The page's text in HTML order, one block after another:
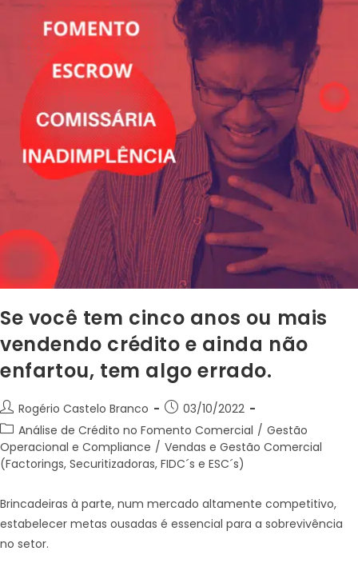
Se você tem cinco anos ou mais
vendendo crédito e ainda não
enfartou, tem algo errado.
Rogério Castelo Branco
03/10/2022
Análise de Crédito no Fomento Comercial / Gestão
Operacional e Compliance / Vendas e Gestão Comercial
(Factorings, Securitizadoras, FIDC´s e ESC´s)
Brincadeiras à parte, num mercado altamente competitivo,
estabelecer metas ousadas é essencial para a sobrevivência
no setor.